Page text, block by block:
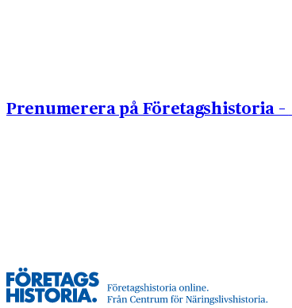
Prenumerera på Företagshistoria –